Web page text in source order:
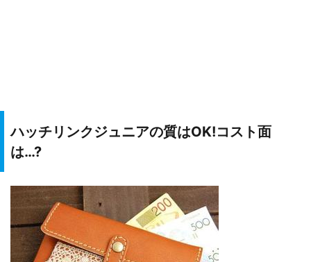
ハッチリンクジュニアの質はOK!コスト面
は…?